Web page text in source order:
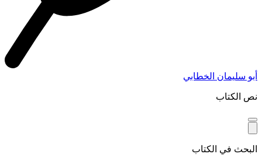
أبو سليمان الخطابي
نص الكتاب
البحث في الكتاب